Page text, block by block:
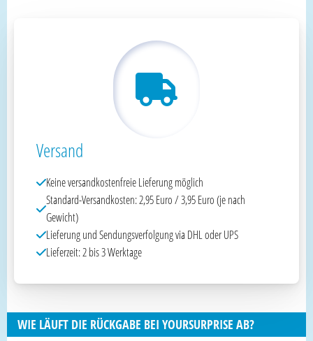
Versand
Keine versandkostenfreie Lieferung möglich
Standard-Versandkosten: 2,95 Euro / 3,95 Euro (je nach
Gewicht)
Lieferung und Sendungsverfolgung via DHL oder UPS
Lieferzeit: 2 bis 3 Werktage
WIE LÄUFT DIE RÜCKGABE BEI YOURSURPRISE AB?